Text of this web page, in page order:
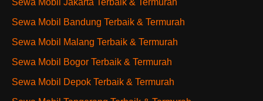
Sewa Mobil Jakarta Terbaik & Termurah
Sewa Mobil Bandung Terbaik & Termurah
Sewa Mobil Malang Terbaik & Termurah
Sewa Mobil Bogor Terbaik & Termurah
Sewa Mobil Depok Terbaik & Termurah